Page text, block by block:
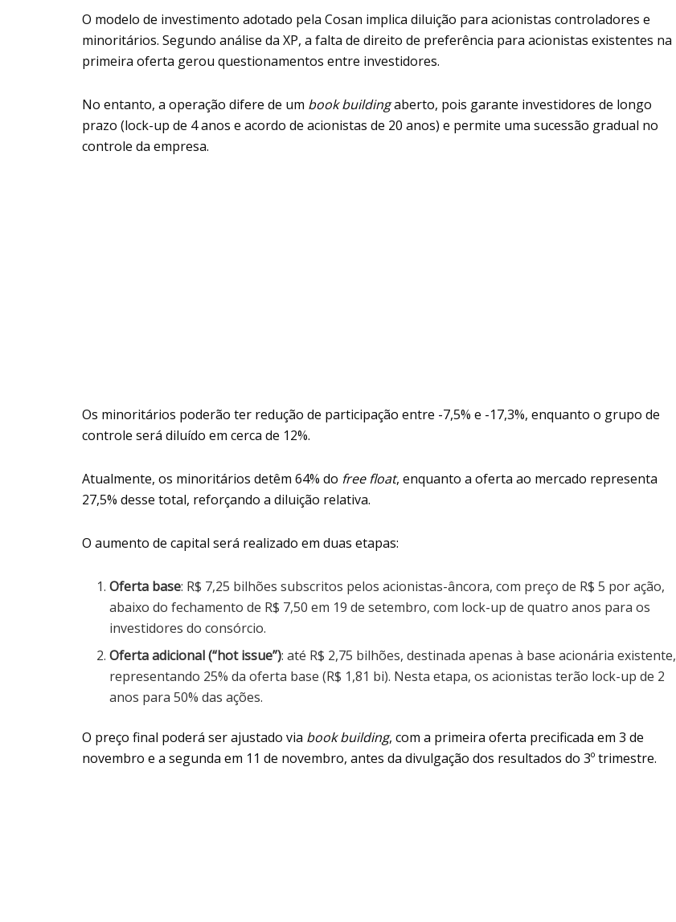
O modelo de investimento adotado pela Cosan implica diluição para acionistas controladores e
minoritários. Segundo análise da XP, a falta de direito de preferência para acionistas existentes na
primeira oferta gerou questionamentos entre investidores.
No entanto, a operação difere de um book buildingaberto, pois garante investidores de longo
prazo (lock-up de 4 anos e acordo de acionistas de 20 anos) e permite uma sucessão gradual no
controle da empresa.
Os minoritários poderão ter redução de participação entre -7,5% e -17,3%, enquanto o grupo de
controle será diluído em cerca de 12%.
Atualmente, os minoritários detêm 64% do free float, enquanto a oferta ao mercado representa
27,5% desse total, reforçando a diluição relativa.
O aumento de capital será realizado em duas etapas:
Oferta base: R$ 7,25 bilhões subscritos pelos acionistas-âncora, com preço de R$ 5 por ação,
abaixo do fechamento de R$ 7,50 em 19 de setembro, com lock-up de quatro anos para os
investidores do consórcio.
Oferta adicional (“hot issue”): até R$ 2,75 bilhões, destinada apenas à base acionária existente,
representando 25% da oferta base (R$ 1,81 bi). Nesta etapa, os acionistas terão lock-up de 2
anos para 50% das ações.
O preço final poderá ser ajustado via book building, com a primeira oferta precificada em 3 de
novembro e a segunda em 11 de novembro, antes da divulgação dos resultados do 3º trimestre.